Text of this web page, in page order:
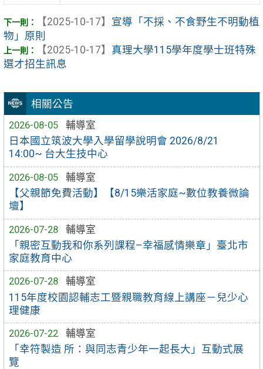
相關公告
2026-08-05
輔導室
日本國立筑波大學入學留學說明會 2026/8/21
14:00~ 台大生技中心
2026-08-05
輔導室
【父親節免費活動】【8/15樂活家庭~數位教養微論
壇】
2026-07-28
輔導室
「親密互動我和你系列課程–幸福感情樂章」臺北市
家庭教育中心
2026-07-28
輔導室
115年度校園認輔志工暨親職教育線上講座－兒少心
理健康
2026-07-22
輔導室
「幸符製造 所：與同志青少年一起長大」互動式展
覽
【2025-10-17】 宣導「不採、不食野生不明動植
物」原則
【2025-10-17】 真理大學115學年度學士班特殊
選才招生訊息